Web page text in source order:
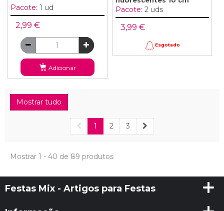
Pacote: 1 ud
2,99 €
Adicionar
Pacote: 2 uds
3,99 €
Esgotado
Mostrar tudo
1 2 3
Mostrar 1 - 40 de 89 produtos
Festas Mix - Artigos para Festas